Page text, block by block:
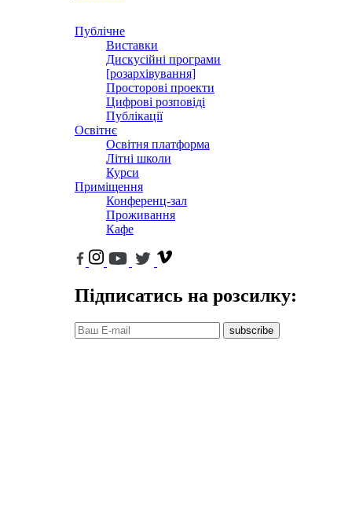
Публічне
Виставки
Дискусійні програми
[розархівування]
Просторові проекти
Цифрові розповіді
Публікації
Освітнє
Освітня платформа
Літні школи
Курси
Приміщення
Конференц-зал
Проживання
Кафе
Підписатись на розсилку:
subscribe